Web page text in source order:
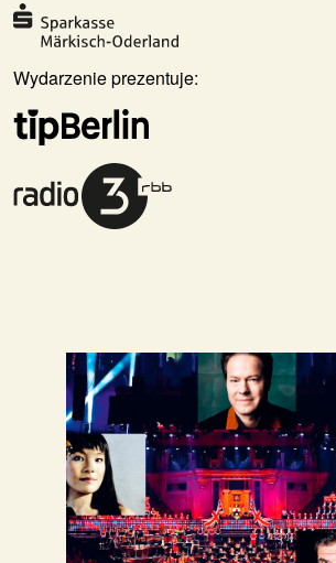
Wydarzenie prezentuje: